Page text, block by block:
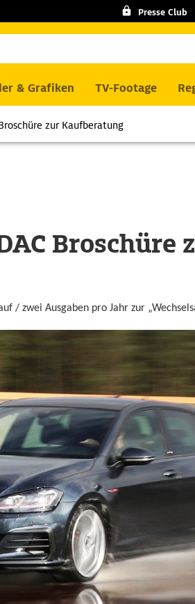
Presse Club
& Grafiken TV-Footage
zur Kaufberatung
Broschüre
/ zwei Ausgaben pro Jahr zur